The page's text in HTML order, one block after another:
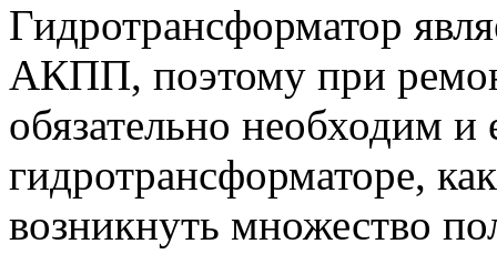
Гидротрансформатор
АКПП, поэтому при
обязательно необходим и
гидротрансформаторе,
возникнуть множество